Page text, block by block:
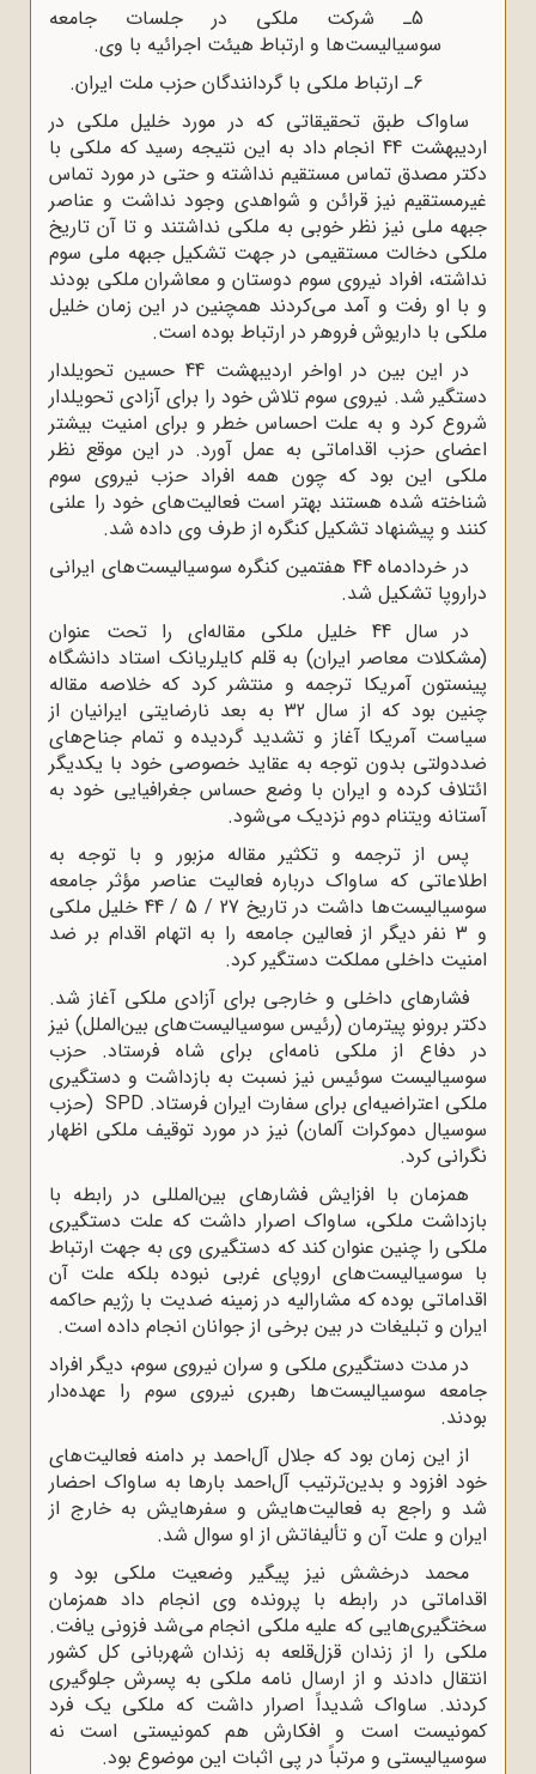
5ـ شرکت ملکی در جلسات جامعه
سوسیالیست‌ها و ارتباط هیئت اجرائیه با وی.
6ـ ارتباط ملکی با گردانندگان حزب ملت ایران.
ساواک طبق تحقیقاتی که در مورد خلیل ملکی در
اردیبهشت 44 انجام داد به این نتیجه رسید که ملکی با
دکتر مصدق تماس مستقیم نداشته و حتی در مورد تماس
غیرمستقیم نیز قرائن و شواهدی وجود نداشت و عناصر
جبهه ملی نیز نظر خوبی به ملکی نداشتند و تا آن تاریخ
ملکی دخالت مستقیمی در جهت تشکیل جبهه ملی سوم
نداشته، افراد نیروی سوم دوستان و معاشران ملکی بودند
و با او رفت و آمد می‌کردند همچنین در این زمان خلیل
ملکی با داریوش فروهر در ارتباط بوده است.
در این بین در اواخر اردیبهشت 44 حسین تحویلدار
دستگیر شد. نیروی سوم تلاش خود را برای آزادی تحویلدار
شروع کرد و به علت احساس خطر و برای امنیت بیشتر
اعضای حزب اقداماتی به عمل آورد. در این موقع نظر
ملکی این بود که چون همه افراد حزب نیروی سوم
شناخته شده هستند بهتر است فعالیت‌های خود را علنی
کنند و پیشنهاد تشکیل کنگره از طرف وی داده شد.
در خردادماه 44 هفتمین کنگره سوسیالیست‌های ایرانی
دراروپا تشکیل شد.
در سال 44 خلیل ملکی مقاله‌ای را تحت عنوان
(مشکلات معاصر ایران) به قلم کایلریانک استاد دانشگاه
پینستون آمریکا ترجمه و منتشر کرد که خلاصه مقاله
چنین بود که از سال 32 به بعد نارضایتی ایرانیان از
سیاست آمریکا آغاز و تشدید گردیده و تمام جناح‌های
ضددولتی بدون توجه به عقاید خصوصی خود با یکدیگر
ائتلاف کرده و ایران با وضع حساس جغرافیایی خود به
آستانه ویتنام دوم نزدیک می‌شود.
پس از ترجمه و تکثیر مقاله مزبور و با توجه به
اطلاعاتی که ساواک درباره فعالیت عناصر مؤثر جامعه
سوسیالیست‌ها داشت در تاریخ 27 / 5 / 44 خلیل ملکی
و 3 نفر دیگر از فعالین جامعه را به اتهام اقدام بر ضد
امنیت داخلی مملکت دستگیر کرد.
فشارهای داخلی و خارجی برای آزادی ملکی آغاز شد.
دکتر برونو پیترمان (رئیس سوسیالیست‌های بین‌الملل) نیز
در دفاع از ملکی نامه‌ای برای شاه فرستاد. حزب
سوسیالیست سوئیس نیز نسبت به بازداشت و دستگیری
ملکی اعتراضیه‌ای برای سفارت ایران فرستاد. SPD(حزب
سوسیال دموکرات آلمان) نیز در مورد توقیف‌ ملکی اظهار
نگرانی کرد.
همزمان با افزایش فشارهای بین‌المللی در رابطه با
بازداشت ملکی، ساواک اصرار داشت که علت دستگیری
ملکی را چنین عنوان کند که دستگیری وی به جهت ارتباط
با سوسیالیست‌های اروپای غربی نبوده بلکه علت آن
اقداماتی بوده که مشارالیه در زمینه ضدیت با رژیم حاکمه
ایران و تبلیغات در بین برخی از جوانان انجام داده است.
در مدت دستگیری ملکی و سران نیروی سوم، دیگر افراد
جامعه سوسیالیست‌ها رهبری نیروی سوم را عهده‌دار
بودند.
از این زمان بود که جلال‌ آل‌احمد بر دامنه فعالیت‌های
خود افزود و بدین‌ترتیب آل‌احمد بارها به ساواک احضار
شد و راجع به فعالیت‌هایش و سفرهایش به خارج از
ایران و علت آن و تألیفاتش از او سوال شد.
محمد درخشش نیز پیگیر وضعیت ملکی بود و
اقداماتی در رابطه با پرونده‌ وی انجام داد همزمان
سختگیری‌هایی که علیه ملکی انجام می‌شد فزونی یافت.
ملکی را از زندان قزل‌قلعه به زندان شهربانی کل کشور
انتقال دادند و از ارسال نامه ملکی به پسرش جلوگیری
کردند. ساواک شدیداً اصرار داشت که ملکی یک فرد
کمونیست است و افکارش هم کمونیستی است نه
سوسیالیستی و مرتباً در پی اثبات این موضوع بود.